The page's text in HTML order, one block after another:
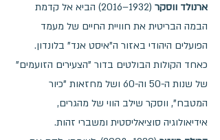
ארנולד ווסקר
(1932–2016) הביא אל קדמת
הבמה הבריטית את חוויית החיים של מעמד
הפועלים היהודי באזור ה"איסט אנד" בלונדון.
כאחד הקולות הבולטים בדור "הצעירים הזועמים"
של שנות ה-50 וה-60 ושל מחזאות "כיור
המטבח", ווסקר שילב הווי של מהגרים,
אידיאולוגיה סוציאליסטית ומשברי זהות.